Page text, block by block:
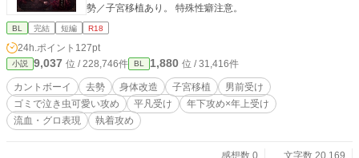
勢／子宮移植あり。 特殊性癖注意。
BL 完結 短編 R18
24h.ポイント 127pt
小説 9,037 位 / 228,746件 BL 1,880 位 / 31,416件
カントボーイ 去勢 身体改造 子宮移植
男前受け
ゴミで泣き虫可愛い攻め
平凡受け
年下攻め×年上受け
流血・グロ表現
執着攻め
感想数 0
文字数 20,169